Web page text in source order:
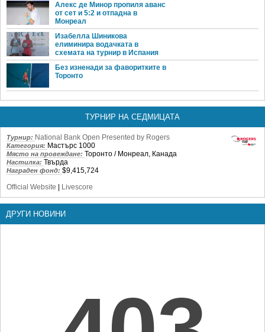
Алекс де Минор пропиля аванс
от сет и 5:2 и отпадна в
Монреал
Изабелла Шиникова
елиминира водачката в
схемата на турнир в Испания
Без изненади за фаворитките в
Торонто
ТУРНИР НА СЕДМИЦАТА
Турнир: National Bank Open Presented by Rogers
Категория: Мастърс 1000
Място на провеждане: Торонто / Монреал, Канада
Настилка: Твърда
Награден фонд: $9,415,724
Official Website | Livescore
ДРУГИ НОВИНИ